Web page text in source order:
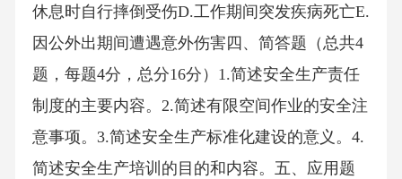
休息时自行摔倒受伤D.工作期间突发疾病死亡E.
因公外出期间遭遇意外伤害四、简答题（总共4
题，每题4分，总分16分）1.简述安全生产责任
制度的主要内容。2.简述有限空间作业的安全注
意事项。3.简述安全生产标准化建设的意义。4.
简述安全生产培训的目的和内容。五、应用题